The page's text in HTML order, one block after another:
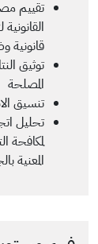
تقييم
قانونية
توثيق
المصلحة
تنسيق
تحليل
لمكافحة
المعنية